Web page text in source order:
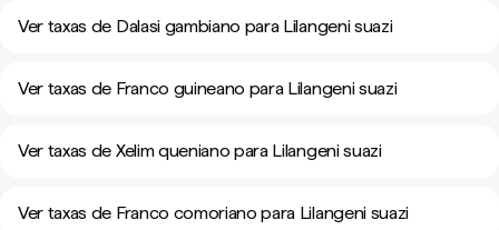
Ver taxas de Dalasi gambiano para Lilangeni suazi
Ver taxas de Franco guineano para Lilangeni suazi
Ver taxas de Xelim queniano para Lilangeni suazi
Ver taxas de Franco comoriano para Lilangeni suazi